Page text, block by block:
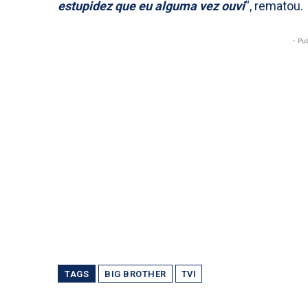
estupidez que eu alguma vez ouvi“, rematou.
-
TAGS BIG BROTHER TVI